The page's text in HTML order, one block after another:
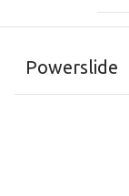
Powerslide